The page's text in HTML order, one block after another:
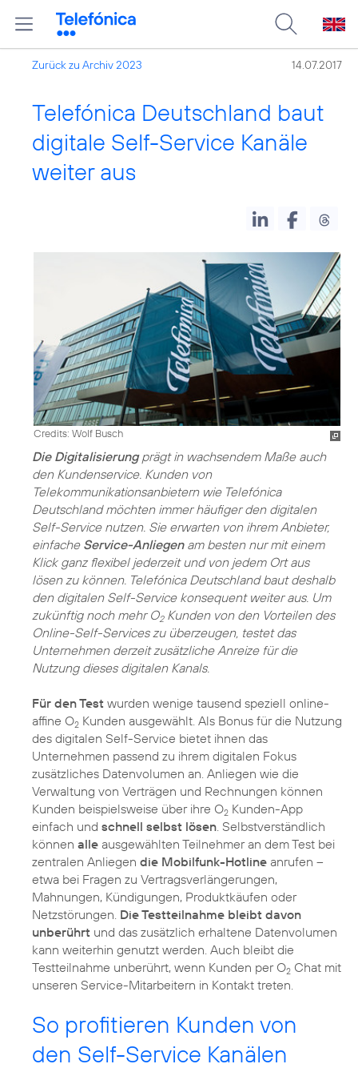
Zurück zu Archiv 2023 14.07.2017
Telefónica Deutschland baut
digitale Self-Service Kanäle
weiter aus
Credits: Wolf Busch
Die Digitalisierungprägt in wachsendem Maße auch
den Kundenservice. Kunden von
Telekommunikationsanbietern wie Telefónica
Deutschland möchten immer häufiger den digitalen
Self-Service nutzen. Sie erwarten von ihrem Anbieter,
einfache Service-Anliegenam besten nur mit einem
Klick ganz flexibel jederzeit und von jedem Ort aus
lösen zu können. Telefónica Deutschland baut deshalb
den digitalen Self-Service konsequent weiter aus. Um
zukünftig noch mehr O2Kunden von den Vorteilen des
Online-Self-Services zu überzeugen, testet das
Unternehmen derzeit zusätzliche Anreize für die
Nutzung dieses digitalen Kanals.
Für den Test wurden wenige tausend speziell online-
affine O2 Kunden ausgewählt. Als Bonus für die Nutzung
des digitalen Self-Service bietet ihnen das
Unternehmen passend zu ihrem digitalen Fokus
zusätzliches Datenvolumen an. Anliegen wie die
Verwaltung von Verträgen und Rechnungen können
Kunden beispielsweise über ihre O2 Kunden-App
einfach und schnell selbst lösen . Selbstverständlich
können alle ausgewählten Teilnehmer an dem Test bei
zentralen Anliegen die Mobilfunk-Hotline anrufen –
etwa bei Fragen zu Vertragsverlängerungen,
Mahnungen, Kündigungen, Produktkäufen oder
Netzstörungen. Die Testteilnahme bleibt davon
unberührt und das zusätzlich erhaltene Datenvolumen
kann weiterhin genutzt werden. Auch bleibt die
Testteilnahme unberührt, wenn Kunden per O2 Chat mit
unseren Service-Mitarbeitern in Kontakt treten.
So profitieren Kunden von
den Self-Service Kanälen